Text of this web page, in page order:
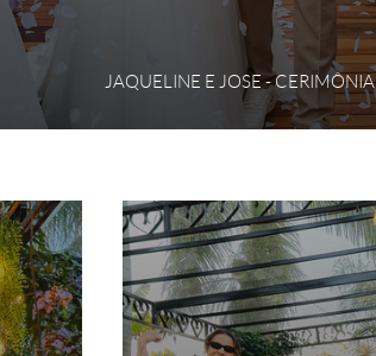
JAQUELINE E JOSE - CERIMÔNIA